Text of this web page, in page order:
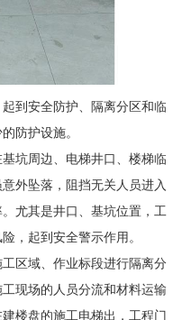
到安全防护、隔离分区和临
防护设施。
坑周边、电梯井口、楼梯临
外坠落，阻挡无关人员进入
尤其是井口、基坑位置，工
，起到安全警示作用。
区域、作业标段进行隔离分
现场的人员分流和材料运输
楼盘的施工电梯出，工程门